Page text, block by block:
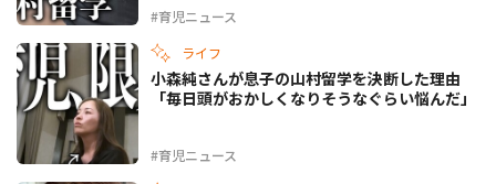
#育児ニュース
ライフ
#育児ニュース
小森純さんが息子の山村留学を決断した理由
「毎日頭がおかしくなりそうなぐらい悩んだ」